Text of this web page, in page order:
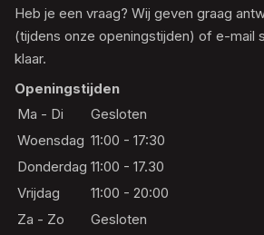
Heb je een vraag? Wij geven graag
(tijdens onze openingstijden) of e-mail
klaar.
Openingstijden
Ma - Di
Gesloten
Woensdag 11:00 - 17:30
Donderdag 11:00 - 17.30
Vrijdag
11:00 - 20:00
Za - Zo
Gesloten